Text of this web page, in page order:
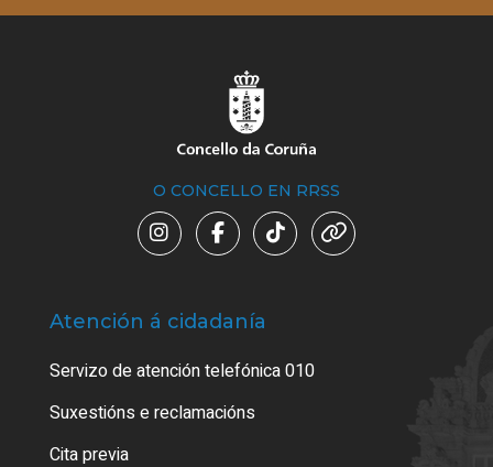
O CONCELLO EN RRSS
Atención á cidadanía
Servizo de atención telefónica 010
Suxestións e reclamacións
Cita previa